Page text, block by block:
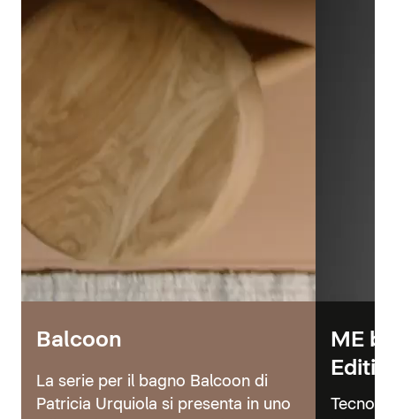
Balcoon
La serie per il bagno Balcoon di
Patricia Urquiola si presenta in uno
ME